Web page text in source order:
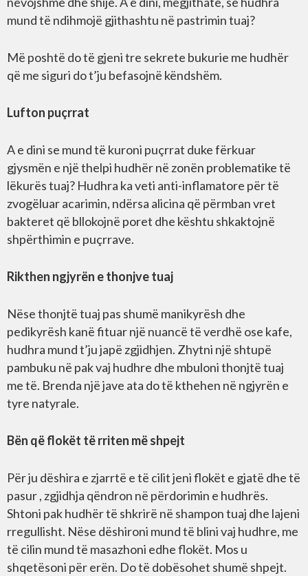
mund të ndihmojë gjithashtu në pastrimin tuaj?
Më poshtë do të gjeni tre sekrete bukurie me hudhër
që me siguri do t’ju befasojnë këndshëm.
Lufton puçrrat
A e dini se mund të kuroni puçrrat duke fërkuar
gjysmën e një thelpi hudhër në zonën problematike të
lëkurës tuaj? Hudhra ka veti anti-inflamatore për të
zvogëluar acarimin, ndërsa alicina që përmban vret
bakteret që bllokojnë poret dhe kështu shkaktojnë
shpërthimin e puçrrave.
Rikthen ngjyrën e thonjve tuaj
Nëse thonjtë tuaj pas shumë manikyrësh dhe
pedikyrësh kanë fituar një nuancë të verdhë ose kafe,
hudhra mund t’ju ​​japë zgjidhjen. Zhytni një shtupë
pambuku në pak vaj hudhre dhe mbuloni thonjtë tuaj
me të. Brenda një jave ata do të kthehen në ngjyrën e
tyre natyrale.
Bën që flokët të rriten më shpejt
Për ju dëshira e zjarrtë e të cilit jeni flokët e gjatë dhe të
pasur , zgjidhja qëndron në përdorimin e hudhrës.
Shtoni pak hudhër të shkrirë në shampon tuaj dhe lajeni
rregullisht. Nëse dëshironi mund të blini vaj hudhre, me
të cilin mund të masazhoni edhe flokët. Mos u
shqetësoni për erën. Do të dobësohet shumë shpejt.